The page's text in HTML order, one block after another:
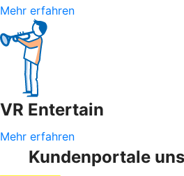
Mehr erfahren
VR Entertain
Mehr erfahren
Kundenportale